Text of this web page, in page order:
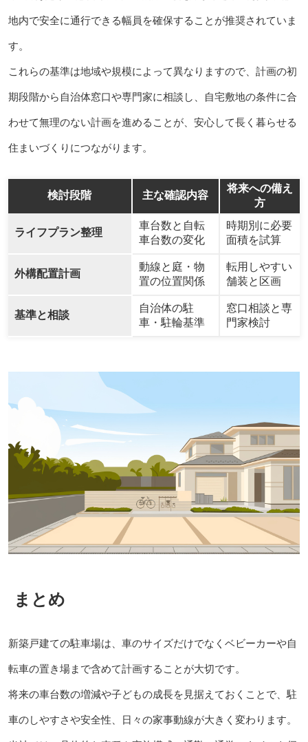
地内で安全に通行できる幅員を確保することが推奨されていま
す。
これらの基準は地域や規模によって異なりますので、計画の初
期段階から自治体窓口や専門家に相談し、自宅敷地の条件に合
わせて無理のない計画を進めることが、安心して長く暮らせる
住まいづくりにつながります。
検討段階 主な確認内容
将来への備え
方
ライフプラン整理
車台数と自転
車台数の変化
時期別に必要
面積を試算
外構配置計画
動線と庭・物
置の位置関係
転用しやすい
舗装と区画
基準と相談
自治体の駐
車・駐輪基準
窓口相談と専
門家検討
まとめ
新築戸建ての駐車場は、車のサイズだけでなくベビーカーや自
転車の置き場まで含めて計画することが大切です。
将来の車台数の増減や子どもの成長を見据えておくことで、駐
車のしやすさや安全性、日々の家事動線が大きく変わります。